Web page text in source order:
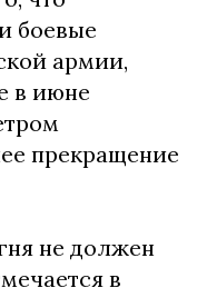
боевые
армии,
в июне
прекращение
не должен
в